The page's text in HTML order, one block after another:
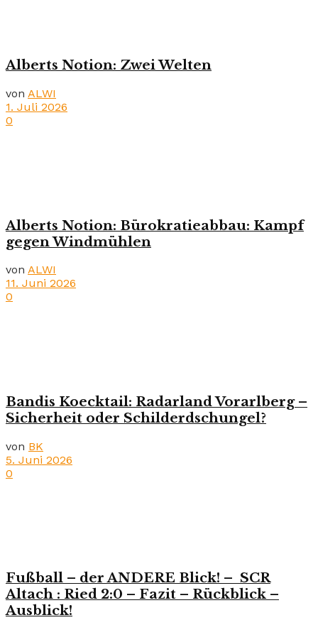
Alberts Notion: Zwei Welten
von ALWI
1. Juli 2026
0
Alberts Notion: Bürokratieabbau: Kampf
gegen Windmühlen
von ALWI
11. Juni 2026
0
Bandis Koecktail: Radarland Vorarlberg –
Sicherheit oder Schilderdschungel?
von BK
5. Juni 2026
0
Fußball – der ANDERE Blick! – SCR
Altach : Ried 2:0 – Fazit – Rückblick –
Ausblick!